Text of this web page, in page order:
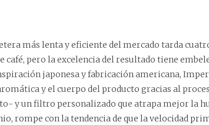
más lenta y eficiente del mercado tarda
café, pero la excelencia del resultado tiene
japonesa y fabricación americana,
y el cuerpo del producto gracias al
y un filtro personalizado que atrapa mejor la
rompe con la tendencia de que la velocidad